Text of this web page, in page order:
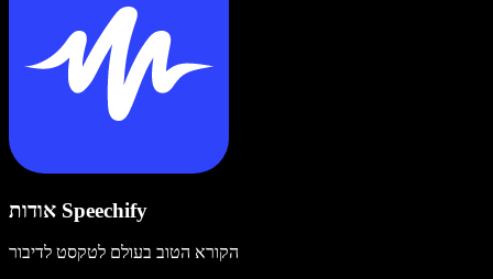
אודות Speechify
הקורא הטוב בעולם לטקסט לדיבור